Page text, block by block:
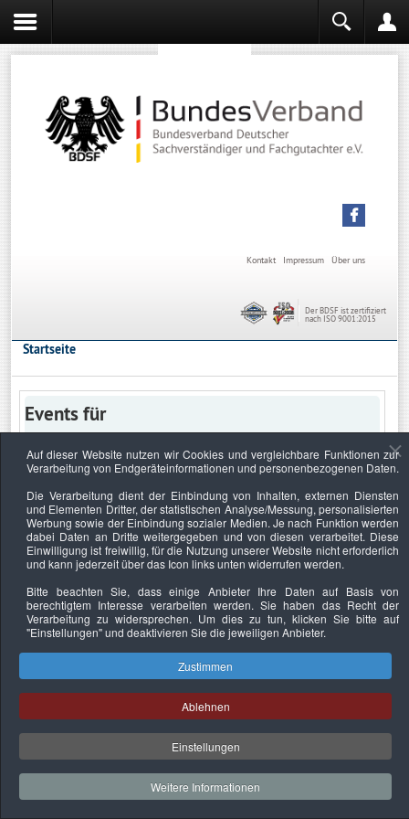
Über uns
Impressum
Kontakt
Der BDSF ist zertifiziert
nach ISO 9001:2015
Startseite
Events für
Keine Termine
Datenschutzerklärung Urheberrechtsnachweise Nachhaltigkeit
Copyright © 2026. Bundesverband Deutscher
Sachverständiger und Fachgutachter e.V..
Auf dieser Website nutzen wir Cookies und vergleichbare Funktionen zur
Verarbeitung von Endgeräteinformationen und personenbezogenen Daten.
Die Verarbeitung dient der Einbindung von Inhalten, externen Diensten
und Elementen Dritter, der statistischen Analyse/Messung, personalisierten
Werbung sowie der Einbindung sozialer Medien. Je nach Funktion werden
dabei Daten an Dritte weitergegeben und von diesen verarbeitet. Diese
Einwilligung ist freiwillig, für die Nutzung unserer Website nicht erforderlich
und kann jederzeit über das Icon links unten widerrufen werden.
Bitte beachten Sie, dass einige Anbieter Ihre Daten auf Basis von
berechtigtem Interesse verarbeiten werden. Sie haben das Recht der
Verarbeitung zu widersprechen. Um dies zu tun, klicken Sie bitte auf
"Einstellungen"und deaktivieren Sie die jeweiligen Anbieter.
Zustimmen
Ablehnen
Einstellungen
Weitere Informationen